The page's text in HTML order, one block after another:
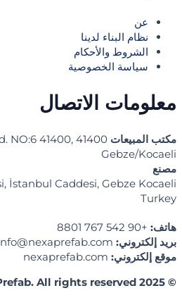
عن
نظام البناء لدينا
الشروط والأحكام
سياسة الخصوصية
معلومات الاتصال
مكتب المبيعات NO:6 41400, 41400
Gebze/Kocaeli
مصنع
İstanbul Caddesi, Gebze Kocaeli
Turkey
هاتف: +90 542 767 8801
بريد إلكتروني:
موقع إلكتروني:
© 2025 Nexa Prefab. All rights reserved.